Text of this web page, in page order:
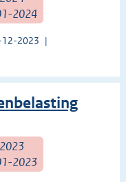
2024
2023
2023